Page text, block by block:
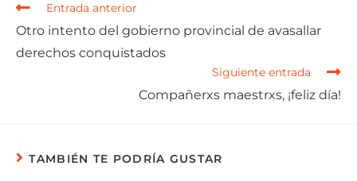
Entrada anterior
Otro intento del gobierno provincial de avasallar
derechos conquistados
Siguiente entrada
Compañerxs maestrxs, ¡feliz día!
TAMBIÉN TE PODRÍA GUSTAR